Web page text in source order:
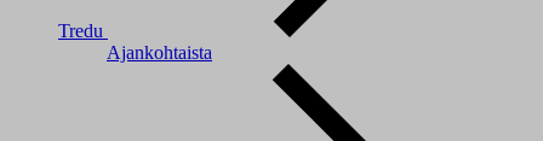
Tredu
Ajankohtaista